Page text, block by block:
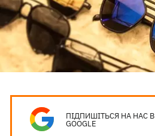
ПІДПИШІТЬСЯ НА НАС В
GOOGLE